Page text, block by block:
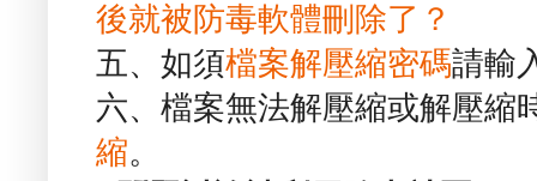
後就被防毒軟體刪除了？
五、如須檔案解壓縮密碼請輸
六、檔案無法解壓縮或解壓縮
縮。